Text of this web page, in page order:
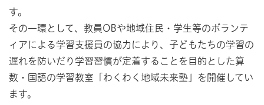
す。
その一環として、教員OBや地域住民・学生等のボランテ
ィアによる学習支援員の協力により、子どもたちの学習の
遅れを防いだり学習習慣が定着することを目的とした算
数・国語の学習教室「わくわく地域未来塾」を開催してい
ます。